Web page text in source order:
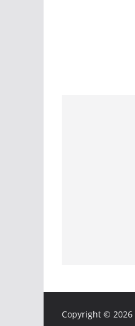
Copyright © 2026